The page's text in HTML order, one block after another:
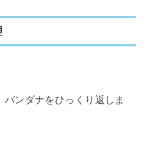
ンダナをひっくり返しま